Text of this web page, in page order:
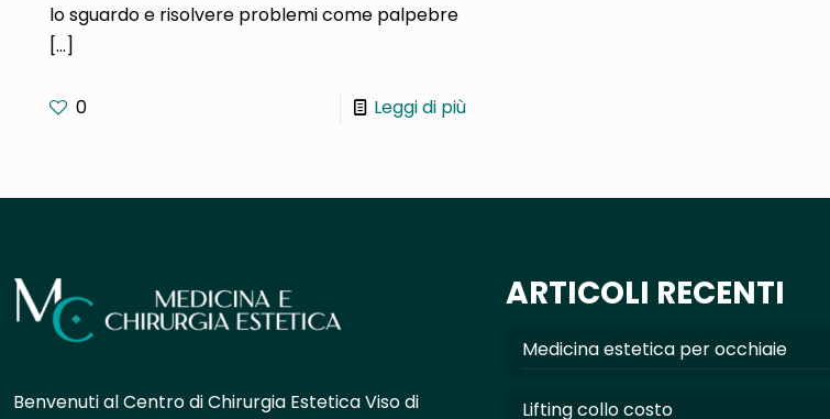
lo sguardo e risolvere problemi come palpebre
[…]
0 Leggi di più
Benvenuti al Centro di Chirurgia Estetica Viso di
ARTICOLI RECENTI
Medicina estetica per occhiaie
Lifting collo costo